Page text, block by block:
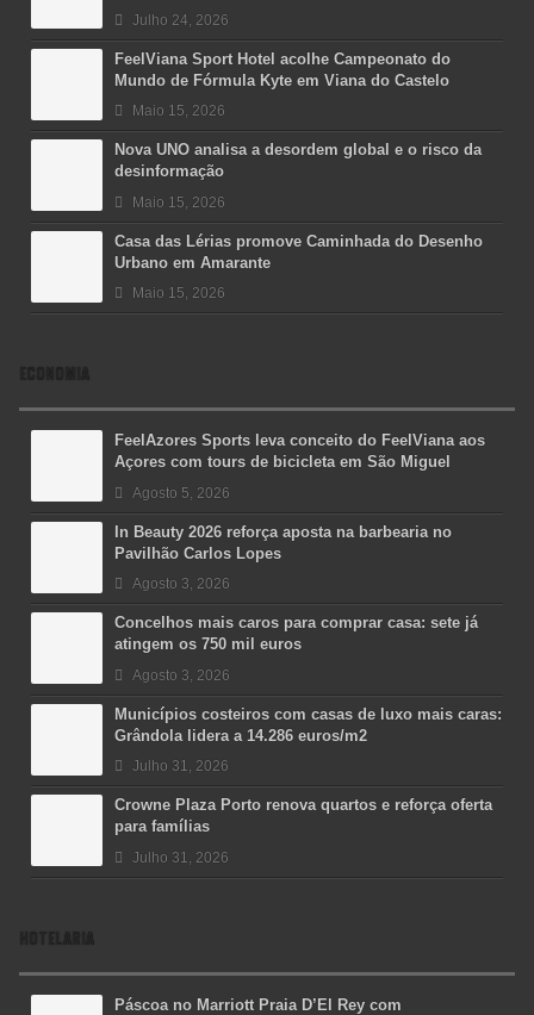
Julho 24, 2026
FeelViana Sport Hotel acolhe Campeonato do
Mundo de Fórmula Kyte em Viana do Castelo
Maio 15, 2026
Nova UNO analisa a desordem global e o risco da
desinformação
Maio 15, 2026
Casa das Lérias promove Caminhada do Desenho
Urbano em Amarante
Maio 15, 2026
ECONOMIA
FeelAzores Sports leva conceito do FeelViana aos
Açores com tours de bicicleta em São Miguel
Agosto 5, 2026
In Beauty 2026 reforça aposta na barbearia no
Pavilhão Carlos Lopes
Agosto 3, 2026
Concelhos mais caros para comprar casa: sete já
atingem os 750 mil euros
Agosto 3, 2026
Municípios costeiros com casas de luxo mais caras:
Grândola lidera a 14.286 euros/m2
Julho 31, 2026
Crowne Plaza Porto renova quartos e reforça oferta
para famílias
Julho 31, 2026
HOTELARIA
Páscoa no Marriott Praia D’El Rey com